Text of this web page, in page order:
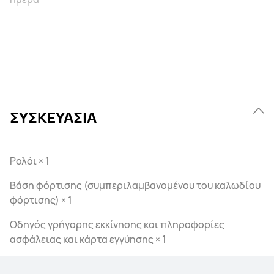
ΣΥΣΚΕΥΑΣΙΑ
Ρολόι × 1
Βάση φόρτισης (συμπεριλαμβανομένου του καλωδίου
φόρτισης) × 1
Οδηγός γρήγορης εκκίνησης και πληροφορίες
ασφάλειας και κάρτα εγγύησης × 1